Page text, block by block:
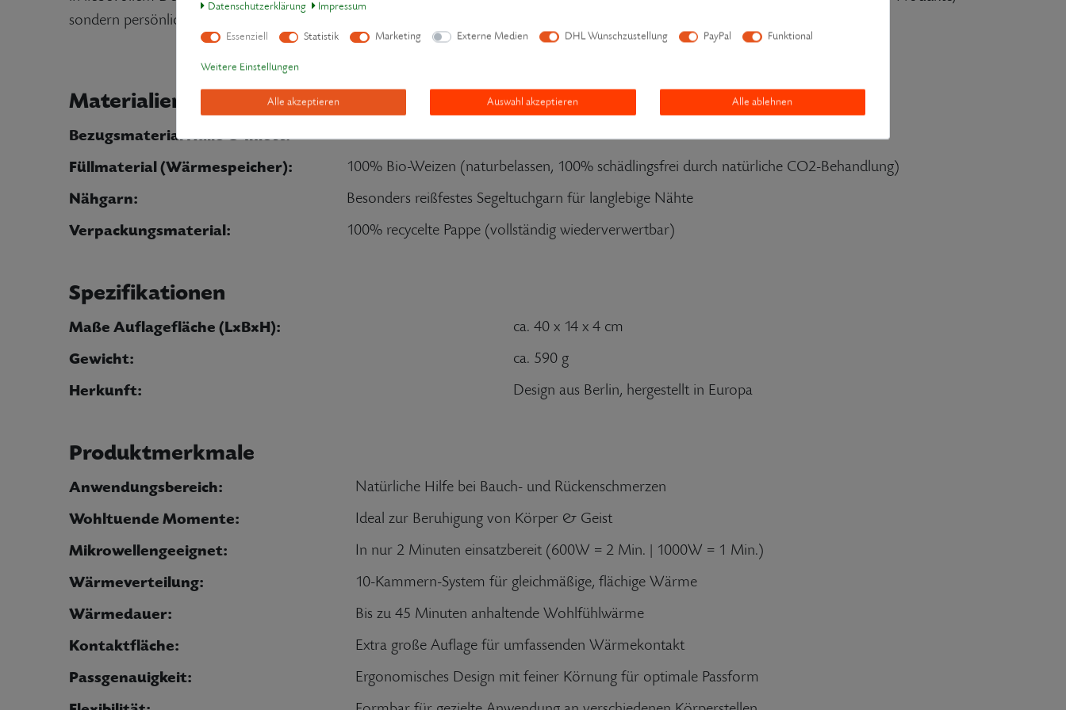
sondern persönliche Begleiter: mit Sorgfalt und Hingabe entwickelt.
Materialien
Bezugsmaterial Hülle & Inlett: 100% Bio-Baumwolle
Füllmaterial (Wärmespeicher): 100% Bio-Weizen (naturbelassen, 100% schädlingsfrei durch natürliche CO2-Behandlung)
Nähgarn: Besonders reißfestes Segeltuchgarn für langlebige Nähte
Verpackungsmaterial: 100% recycelte Pappe (vollständig wiederverwertbar)
Spezifikationen
Maße Auflagefläche (LxBxH): ca. 40 x 14 x 4 cm
Gewicht: ca. 590 g
Herkunft: Design aus Berlin, hergestellt in Europa
Produktmerkmale
Anwendungsbereich: Natürliche Hilfe bei Bauch- und Rückenschmerzen
Wohltuende Momente: Ideal zur Beruhigung von Körper & Geist
Mikrowellengeeignet: In nur 2 Minuten einsatzbereit (600W = 2 Min. | 1000W = 1 Min.)
Wärmeverteilung: 10-Kammern-System für gleichmäßige, flächige Wärme
Wärmedauer: Bis zu 45 Minuten anhaltende Wohlfühlwärme
Kontaktfläche: Extra große Auflage für umfassenden Wärmekontakt
Passgenauigkeit: Ergonomisches Design mit feiner Körnung für optimale Passform
Daten­schutz­erklärung
Impressum
Essenziell Statistik Marketing Externe Medien DHL Wunschzustellung PayPal Funktional
Weitere Einstellungen
Alle akzeptieren Auswahl akzeptieren Alle ablehnen